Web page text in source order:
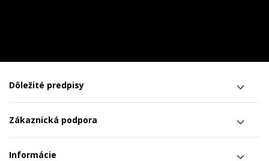
Dôležité predpisy
Zákaznická podpora
Informácie